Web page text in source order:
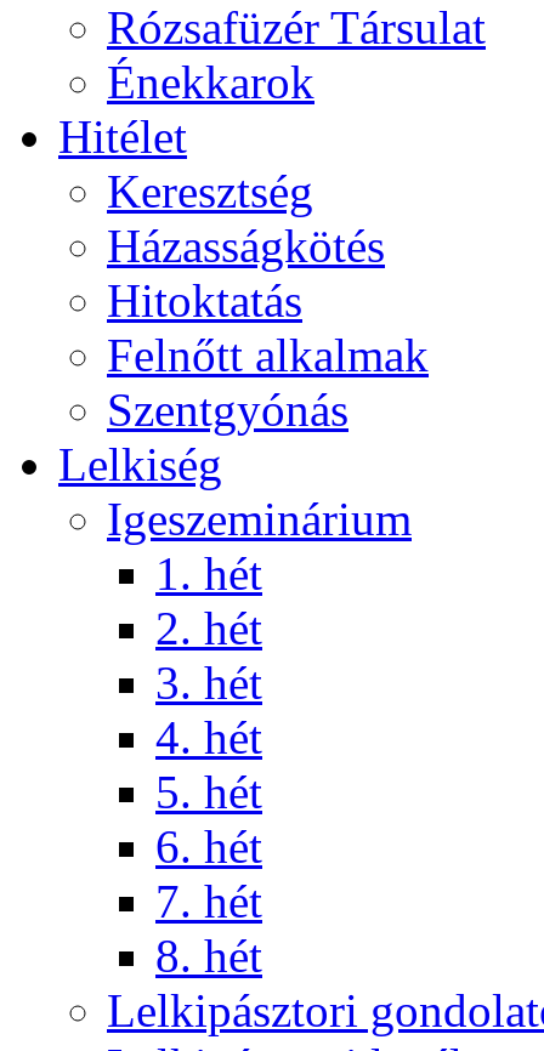
Rózsafüzér Társulat
Énekkarok
Hitélet
Keresztség
Házasságkötés
Hitoktatás
Felnőtt alkalmak
Szentgyónás
Lelkiség
Igeszeminárium
1. hét
2. hét
3. hét
4. hét
5. hét
6. hét
7. hét
8. hét
Lelkipásztori